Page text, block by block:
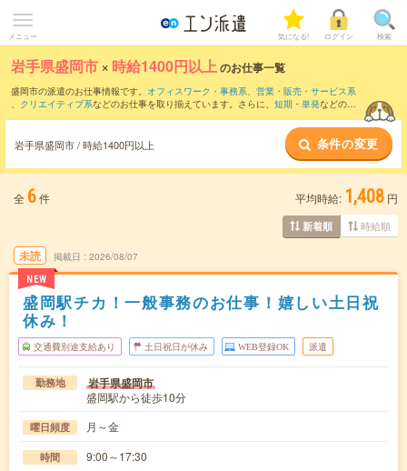
メニュー 気になる! ログイン 検索
岩手県盛岡市 × 時給1400円以上のお仕事一覧
盛岡市の派遣のお仕事情報です。 オフィスワーク・事務系、 営業・販売・サービス系
、 クリエイティブ系などのお仕事を取り揃えています。さらに、 短期 ・ 単発などの期
岩手県盛岡市 / 時給1400円以上 条件の変更
全 6件 平均時給: 1,408 円
新着順 時給順
未読
NEW
掲載日 2026/08/07
盛岡駅チカ！一般事務のお仕事！嬉しい土日祝
休み！
交通費別途支給あり 土日祝日が休み WEB登録OK 派遣
勤務地 岩手県盛岡市
盛岡駅から徒歩10分
曜日頻度 月～金
時間 9:00～17:30